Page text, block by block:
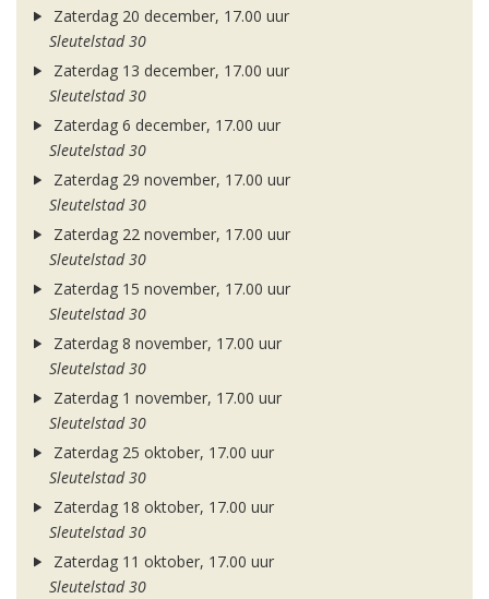
Zaterdag 20 december, 17.00 uur
Sleutelstad 30
Zaterdag 13 december, 17.00 uur
Sleutelstad 30
Zaterdag 6 december, 17.00 uur
Sleutelstad 30
Zaterdag 29 november, 17.00 uur
Sleutelstad 30
Zaterdag 22 november, 17.00 uur
Sleutelstad 30
Zaterdag 15 november, 17.00 uur
Sleutelstad 30
Zaterdag 8 november, 17.00 uur
Sleutelstad 30
Zaterdag 1 november, 17.00 uur
Sleutelstad 30
Zaterdag 25 oktober, 17.00 uur
Sleutelstad 30
Zaterdag 18 oktober, 17.00 uur
Sleutelstad 30
Zaterdag 11 oktober, 17.00 uur
Sleutelstad 30